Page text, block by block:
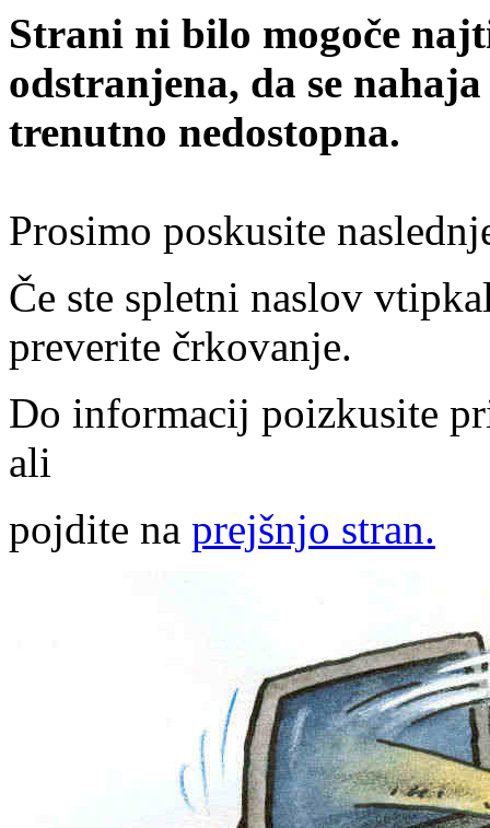
Strani ni bilo mogoče
odstranjena, da se
trenutno nedostopna.
Prosimo poskusite
Če ste spletni naslov
preverite črkovanje.
Do informacij poizkusite
ali
pojdite na prejšnjo stran.